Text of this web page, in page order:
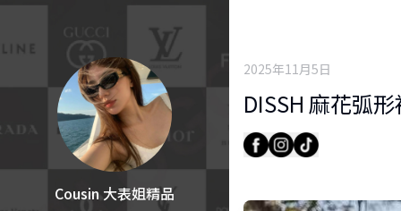
Cousin 大表姐精品
2025年11月5日
DISSH 麻花弧